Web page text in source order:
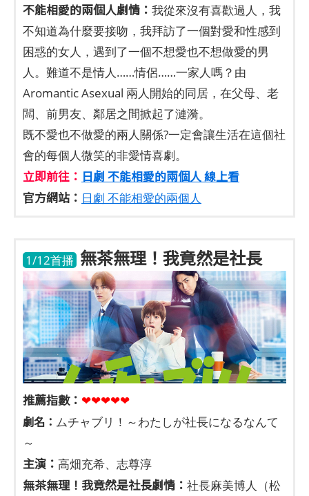
不能相愛的兩個人劇情： 我從來沒有喜歡過人，我
不知道為什麼要接吻，我拜訪了一個對愛和性感到
困惑的女人，遇到了一個不想愛也不想做愛的男
人。難道不是情人……情侶……一家人嗎？由
Aromantic Asexual 兩人開始的同居，在父母、老
闆、前男友、鄰居之間掀起了漣漪。
既不愛也不做愛的兩人關係?一定會讓生活在這個社
會的每個人微笑的非愛情喜劇。
立即前往： 日劇 不能相愛的兩個人 線上看
官方網站： 日劇 不能相愛的兩個人
1/12首播 無茶無理！我竟然是社長
推薦指數： ❤❤❤❤❤
劇名： ムチャブリ！～わたしが社長になるなんて
～
主演： 高畑充希、志尊淳
無茶無理！我竟然是社長劇情： 社長麻美博人（松